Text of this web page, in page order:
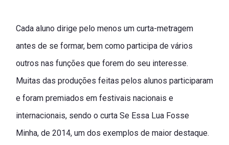
Cada aluno dirige pelo menos um curta-metragem
antes de se formar, bem como participa de vários
outros nas funções que forem do seu interesse.
Muitas das produções feitas pelos alunos participaram
e foram premiados em festivais nacionais e
internacionais, sendo o curta Se Essa Lua Fosse
Minha, de 2014, um dos exemplos de maior destaque.